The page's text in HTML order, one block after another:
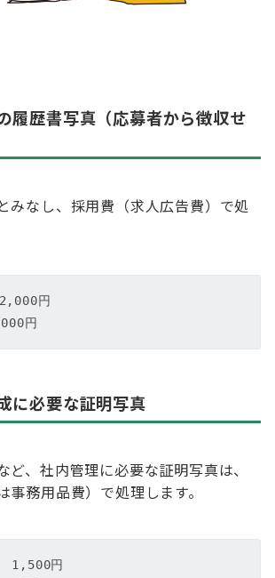
履歴書写真（応募者から徴収せ
みなし、採用費（求人広告費）で処
2,000円
円
に必要な証明写真
ど、社内管理に必要な証明写真は、
事務用品費）で処理します。
　1,500円